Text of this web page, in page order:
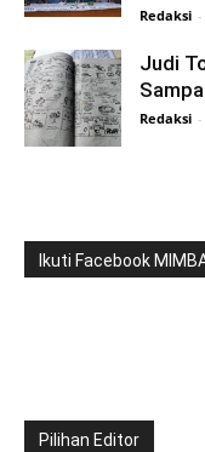
Redaksi -
Judi
Redaksi -
Ikuti Facebook
Pilihan Editor